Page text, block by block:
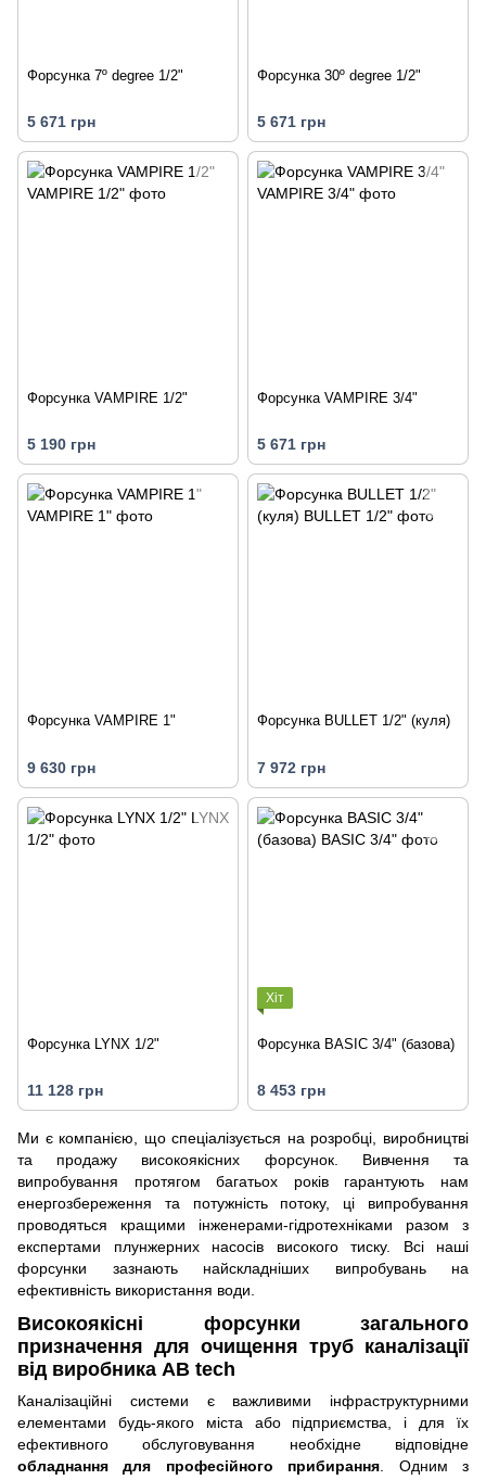
Форсунка 7º degree 1/2"
5 671 грн
Форсунка 30º degree 1/2"
5 671 грн
Форсунка VAMPIRE 1/2"
5 190 грн
Форсунка VAMPIRE 3/4"
5 671 грн
Форсунка VAMPIRE 1"
9 630 грн
Форсунка BULLET 1/2" (куля)
7 972 грн
Форсунка LYNX 1/2"
11 128 грн
Хіт
Форсунка BASIC 3/4" (базова)
8 453 грн
Ми є компанією, що спеціалізується на розробці, виробництві
та продажу високоякісних форсунок. Вивчення та
випробування протягом багатьох років гарантують нам
енергозбереження та потужність потоку, ці випробування
проводяться кращими інженерами-гідротехніками разом з
експертами плунжерних насосів високого тиску. Всі наші
форсунки зазнають найскладніших випробувань на
ефективність використання води.
Високоякісні форсунки загального
призначення для очищення труб каналізації
від виробника AB tech
Каналізаційні системи є важливими інфраструктурними
елементами будь-якого міста або підприємства, і для їх
ефективного обслуговування необхідне відповідне
обладнання для професійного прибирання. Одним з